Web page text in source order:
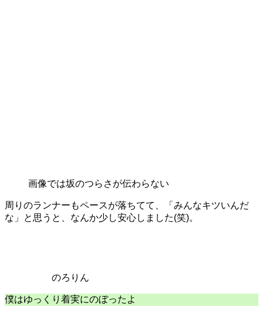
画像では坂のつらさが伝わらない
周りのランナーもペースが落ちてて、「みんなキツいんだ
な」と思うと、なんか少し安心しました(笑)。
のろりん
僕はゆっくり着実にのぼったよ